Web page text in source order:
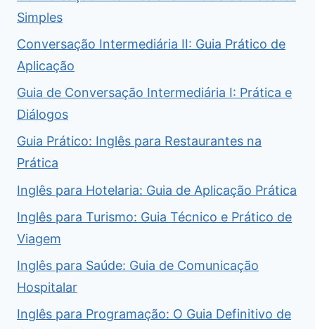
Simples
Conversação Intermediária II: Guia Prático de
Aplicação
Guia de Conversação Intermediária I: Prática e
Diálogos
Guia Prático: Inglês para Restaurantes na
Prática
Inglês para Hotelaria: Guia de Aplicação Prática
Inglês para Turismo: Guia Técnico e Prático de
Viagem
Inglês para Saúde: Guia de Comunicação
Hospitalar
Inglês para Programação: O Guia Definitivo de